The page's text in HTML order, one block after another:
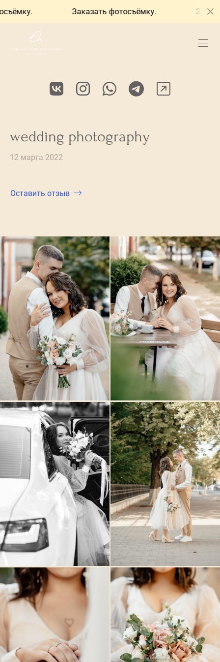
Заказать фотосъёмку.
wedding photography
12 марта 2022
Оставить отзыв